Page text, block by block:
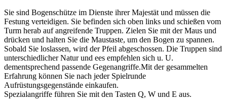
Sie sind Bogenschütze im Dienste ihrer Majestät und müssen die
Festung verteidigen. Sie befinden sich oben links und schießen vom
Turm herab auf angreifende Truppen. Zielen Sie mit der Maus und
drücken und halten Sie die Maustaste, um den Bogen zu spannen.
Sobald Sie loslassen, wird der Pfeil abgeschossen. Die Truppen sind
unterschiedlicher Natur und ees empfehlen sich u. U.
dementsprechend passende Gegenangriffe.Mit der gesammelten
Erfahrung können Sie nach jeder Spielrunde
Aufrüstungsgegenstände einkaufen.
Spezialangriffe führen Sie mit den Tasten Q, W und E aus.